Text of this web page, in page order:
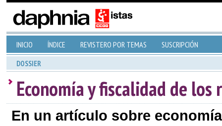
INICIO ÍNDICE REVISTERO POR TEMAS SUSCRIPCIÓN
DOSSIER
Economía y fiscalidad de los
En un artículo sobre